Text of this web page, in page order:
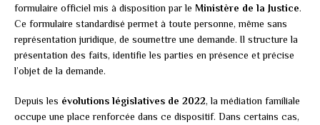
formulaire officiel mis à disposition par le Ministère de la Justice.
Ce formulaire standardisé permet à toute personne, même sans
représentation juridique, de soumettre une demande. Il structure la
présentation des faits, identifie les parties en présence et précise
l’objet de la demande.
Depuis les évolutions législatives de 2022, la médiation familiale
occupe une place renforcée dans ce dispositif. Dans certains cas,